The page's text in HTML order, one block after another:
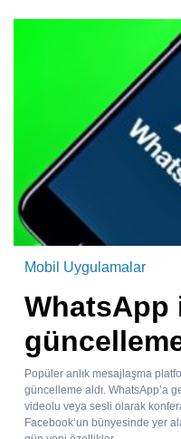
Mobil Uygulamalar
WhatsApp
Popüler anlık mesajlaşma
güncelleme aldı. WhatsApp’a
videolu veya sesli olarak
Facebook‘un bünyesinde yer